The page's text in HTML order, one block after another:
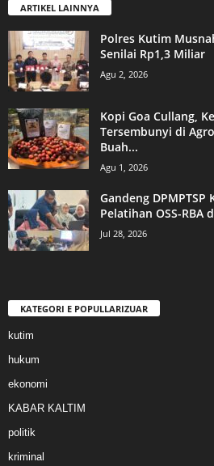
ARTIKEL LAINNYA
Polres Kutim
Senilai Rp1,3 Miliar
Agu 2, 2026
Kopi Goa Cullang,
Tersembunyi di
Buah...
Agu 1, 2026
Gandeng DPMPTSP
Pelatihan OSS-RBA
Jul 28, 2026
KATEGORI E POPULLARIZUAR
kutim
hukum
ekonomi
KABAR KALTIM
politik
kriminal